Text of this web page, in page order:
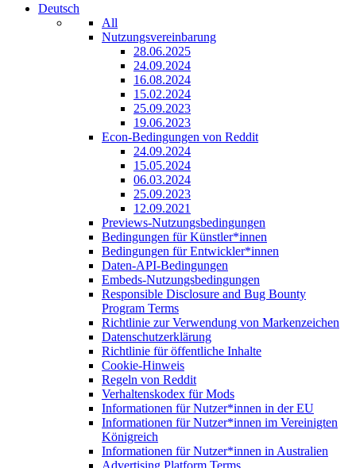
Deutsch
All
Nutzungsvereinbarung
28.06.2025
24.09.2024
16.08.2024
15.02.2024
25.09.2023
19.06.2023
Econ-Bedingungen von Reddit
24.09.2024
15.05.2024
06.03.2024
25.09.2023
12.09.2021
Previews-Nutzungsbedingungen
Bedingungen für Künstler*innen
Bedingungen für Entwickler*innen
Daten-API-Bedingungen
Embeds-Nutzungsbedingungen
Responsible Disclosure and Bug Bounty
Program Terms
Richtlinie zur Verwendung von Markenzeichen
Datenschutzerklärung
Richtlinie für öffentliche Inhalte
Cookie-Hinweis
Regeln von Reddit
Verhaltenskodex für Mods
Informationen für Nutzer*innen in der EU
Informationen für Nutzer*innen im Vereinigten
Königreich
Informationen für Nutzer*innen in Australien
Advertising Platform Terms